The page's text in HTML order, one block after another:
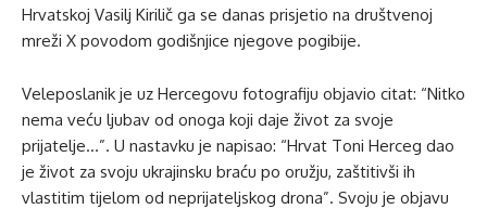
Hrvatskoj Vasilj Kirilič ga se danas prisjetio na društvenoj
mreži X povodom godišnjice njegove pogibije.
Veleposlanik je uz Hercegovu fotografiju objavio citat: “Nitko
nema veću ljubav od onoga koji daje život za svoje
prijatelje…”. U nastavku je napisao: “Hrvat Toni Herceg dao
je život za svoju ukrajinsku braću po oružju, zaštitivši ih
vlastitim tijelom od neprijateljskog drona”. Svoju je objavu